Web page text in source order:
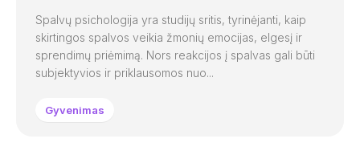
Spalvų psichologija yra studijų sritis, tyrinėjanti, kaip
skirtingos spalvos veikia žmonių emocijas, elgesį ir
sprendimų priėmimą. Nors reakcijos į spalvas gali būti
subjektyvios ir priklausomos nuo...
Gyvenimas